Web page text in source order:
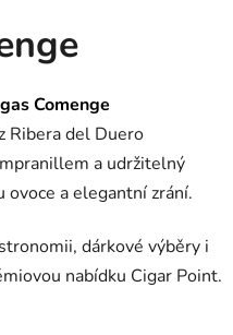
Comenge
Ribera del Duero
a udržitelný
a elegantní zrání.
dárkové výběry i
nabídku Cigar Point.